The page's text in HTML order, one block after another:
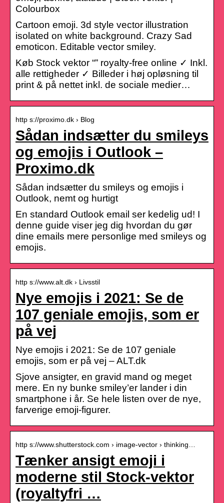
Colourbox
Cartoon emoji. 3d style vector illustration
isolated on white background. Crazy Sad
emoticon. Editable vector smiley.
Køb Stock vektor “” royalty-free online ✓ Inkl.
alle rettigheder ✓ Billeder i høj opløsning til
print & på nettet inkl. de sociale medier…
http s://proximo.dk › Blog
Sådan indsætter du smileys
og emojis i Outlook –
Proximo.dk
Sådan indsætter du smileys og emojis i
Outlook, nemt og hurtigt
En standard Outlook email ser kedelig ud! I
denne guide viser jeg dig hvordan du gør
dine emails mere personlige med smileys og
emojis.
http s://www.alt.dk › Livsstil
Nye emojis i 2021: Se de
107 geniale emojis, som er
på vej
Nye emojis i 2021: Se de 107 geniale
emojis, som er på vej – ALT.dk
Sjove ansigter, en gravid mand og meget
mere. En ny bunke smiley’er lander i din
smartphone i år. Se hele listen over de nye,
farverige emoji-figurer.
http s://www.shutterstock.com › image-vector › thinking…
Tænker ansigt emoji i
moderne stil Stock-vektor
(royaltyfri …